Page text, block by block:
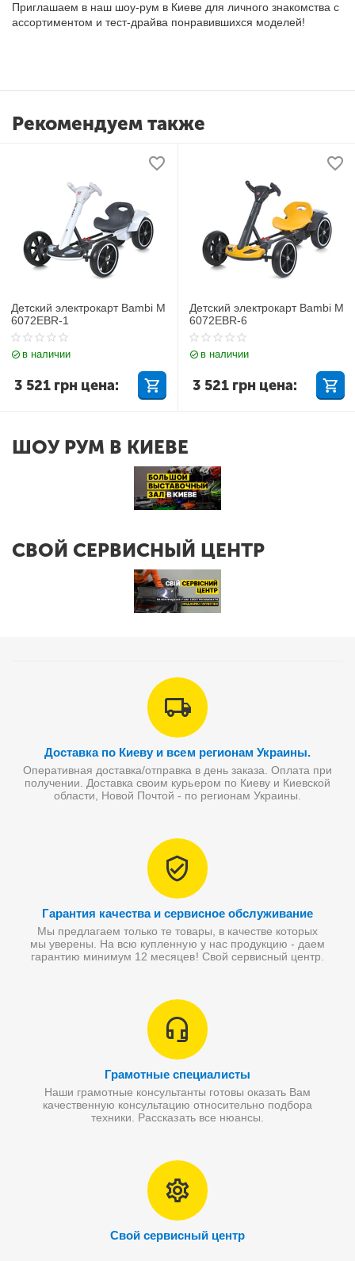
Приглашаем в наш шоу-рум в Киеве для личного знакомства с
ассортиментом и тест-драйва понравившихся моделей!
Рекомендуем также
Детский электрокарт Bambi M
6072EBR-1
в наличии
3 521 грн цена:
Детский электрокарт Bambi M
6072EBR-6
в наличии
3 521 грн цена:
ШОУ РУМ В КИЕВЕ
СВОЙ СЕРВИСНЫЙ ЦЕНТР
Доставка по Киеву и всем регионам Украины.
Оперативная доставка/отправка в день заказа. Оплата при
получении. Доставка своим курьером по Киеву и Киевской
области, Новой Почтой - по регионам Украины.
Гарантия качества и сервисное обслуживание
Мы предлагаем только те товары, в качестве которых
мы уверены. На всю купленную у нас продукцию - даем
гарантию минимум 12 месяцев! Свой сервисный центр.
Грамотные специалисты
Наши грамотные консультанты готовы оказать Вам
качественную консультацию относительно подбора
техники. Рассказать все нюансы.
Свой сервисный центр